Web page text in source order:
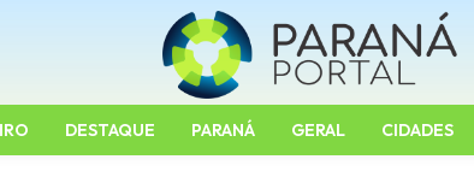
DESTAQUE PARANÁ GERAL CIDADES